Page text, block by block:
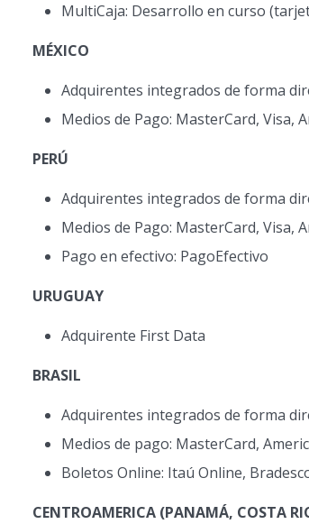
MultiCaja: Desarrollo en curso
MÉXICO
Adquirentes integrados de forma
Medios de Pago: MasterCard, Visa,
PERÚ
Adquirentes integrados de forma
Medios de Pago: MasterCard, Visa,
Pago en efectivo: PagoEfectivo
URUGUAY
Adquirente First Data
BRASIL
Adquirentes integrados de forma
Medios de pago: MasterCard,
Boletos Online: Itaú Online,
CENTROAMERICA (PANAMÁ, COSTA